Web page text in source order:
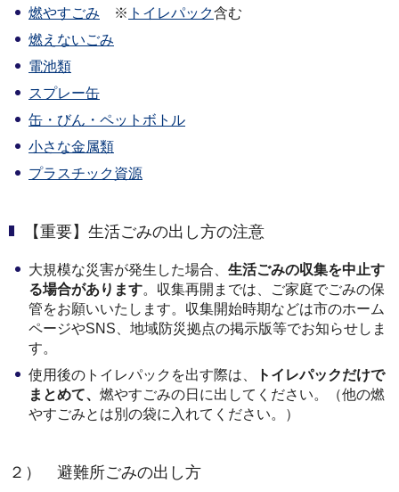
燃やすごみ ※ トイレパック含む
燃えないごみ
電池類
スプレー缶
缶・びん・ペットボトル
小さな金属類
プラスチック資源
【重要】生活ごみの出し方の注意
大規模な災害が発生した場合、 生活ごみの収集を中止す
る場合があります。収集再開までは、ご家庭でごみの保
管をお願いいたします。収集開始時期などは市のホーム
ページやSNS、地域防災拠点の掲示版等でお知らせしま
す。
使用後のトイレパックを出す際は、
トイレパックだけで
まとめて、 燃やすごみの日に出してください。（他の燃
やすごみとは別の袋に入れてください。）
２） 避難所ごみの出し方